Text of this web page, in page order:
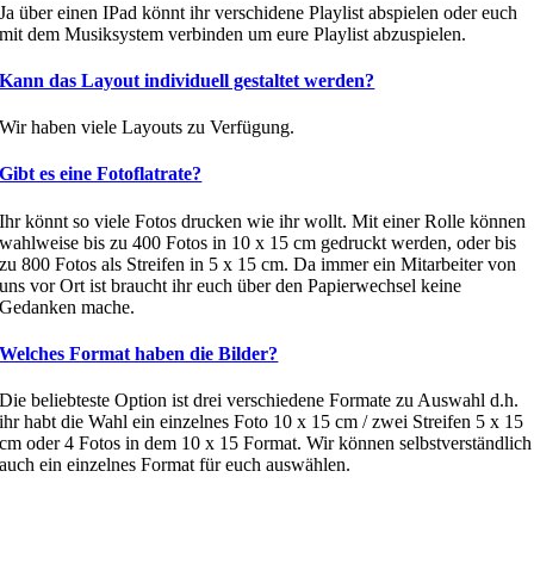
Ja über einen IPad könnt ihr verschidene Playlist abspielen oder euch
mit dem Musiksystem verbinden um eure Playlist abzuspielen.
Kann das Layout individuell gestaltet werden?
Wir haben viele Layouts zu Verfügung.
Gibt es eine Fotoflatrate?
Ihr könnt so viele Fotos drucken wie ihr wollt. Mit einer Rolle können
wahlweise bis zu 400 Fotos in 10 x 15 cm gedruckt werden, oder bis
zu 800 Fotos als Streifen in 5 x 15 cm. Da immer ein Mitarbeiter von
uns vor Ort ist braucht ihr euch über den Papierwechsel keine
Gedanken mache.
Welches Format haben die Bilder?
Die beliebteste Option ist drei verschiedene Formate zu Auswahl d.h.
ihr habt die Wahl ein einzelnes Foto 10 x 15 cm / zwei Streifen 5 x 15
cm oder 4 Fotos in dem 10 x 15 Format. Wir können selbstverständlich
auch ein einzelnes Format für euch auswählen.